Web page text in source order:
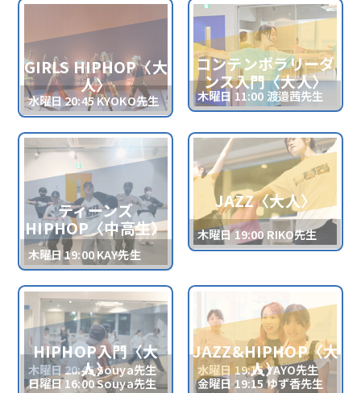
GIRLS HIPHOP〈大
人〉
水曜日 20:45 KYOKO先生
コンテンポラリーダ
ンス入門〈大人〉
木曜日 11:00 渡邉茜先生
ティーンズ
HIPHOP〈中高生〉
木曜日 19:00 KAY先生
JAZZ〈大人〉
木曜日 19:00 RIKO先生
HIPHOP入門〈大
人〉
木曜日 20:45 Souya先生
日曜日 16:00 Souya先生
JAZZ&HIPHOP〈大
人〉
水曜日 19:15 YAYO先生
金曜日 19:15 ゆず香先生